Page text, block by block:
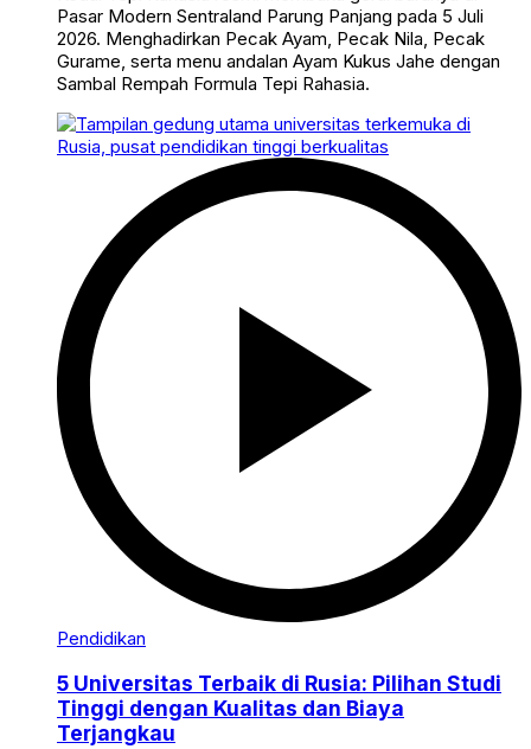
Pasar Modern Sentraland Parung Panjang pada 5 Juli
2026. Menghadirkan Pecak Ayam, Pecak Nila, Pecak
Gurame, serta menu andalan Ayam Kukus Jahe dengan
Sambal Rempah Formula Tepi Rahasia.
Pendidikan
5 Universitas Terbaik di Rusia: Pilihan Studi
Tinggi dengan Kualitas dan Biaya
Terjangkau